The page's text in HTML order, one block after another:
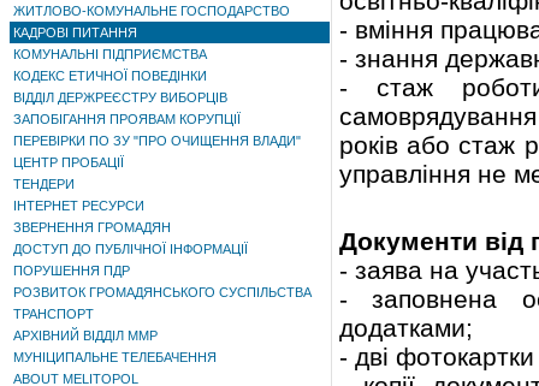
ЖИТЛОВО-КОМУНАЛЬНЕ ГОСПОДАРСТВО
КАДРОВІ ПИТАННЯ
КОМУНАЛЬНІ ПІДПРИЄМСТВА
КОДЕКС ЕТИЧНОЇ ПОВЕДІНКИ
ВІДДІЛ ДЕРЖРЕЄСТРУ ВИБОРЦІВ
ЗАПОБІГАННЯ ПРОЯВАМ КОРУПЦІЇ
ПЕРЕВІРКИ ПО ЗУ "ПРО ОЧИЩЕННЯ ВЛАДИ"
ЦЕНТР ПРОБАЦІЇ
ТЕНДЕРИ
ІНТЕРНЕТ РЕСУРСИ
ЗВЕРНЕННЯ ГРОМАДЯН
ДОСТУП ДО ПУБЛІЧНОЇ ІНФОРМАЦІЇ
ПОРУШЕННЯ ПДР
РОЗВИТОК ГРОМАДЯНСЬКОГО СУСПІЛЬСТВА
ТРАНСПОРТ
АРХІВНИЙ ВІДДІЛ ММР
МУНІЦИПАЛЬНЕ ТЕЛЕБАЧЕННЯ
ABOUT MELITOPOL
- вміння
- знання
- стаж
років або стаж
управління не
Документи від
- заява на
- заповнена
додатками;
- дві